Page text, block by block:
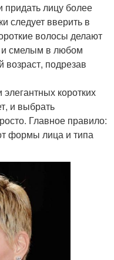
придать лицу более
следует вверить в
волосы делают
смелым в любом
возраст, подрезав
коротких
и выбрать
Главное правило:
формы лица и типа